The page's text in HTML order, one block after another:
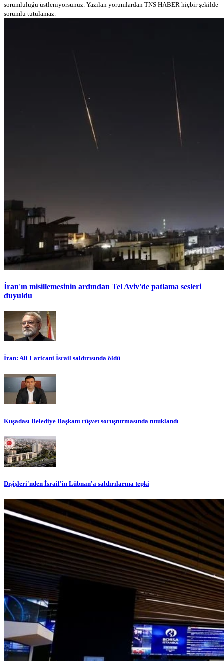
sorumluluğu üstleniyorsunuz. Yazılan yorumlardan TNS HABER hiçbir şekilde
sorumlu tutulamaz.
İran'ın misillemesinin ardından Tel Aviv'de patlama sesleri
duyuldu
İran: Ali Laricani İsrail saldırısında öldü
Kuşadası Belediye Başkanı rüşvet soruşturmasında tutuklandı
Dışişleri'nden İsrail'in Lübnan'a saldırılarına tepki